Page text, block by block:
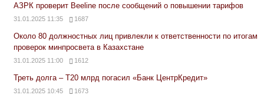
АЗРК проверит Beeline после сообщений о повышении тарифов
31.01.2025 11:35 1687
Около 80 должностных лиц привлекли к ответственности по итогам
проверок минпросвета в Казахстане
31.01.2025 11:00 1612
Треть долга – Т20 млрд погасил «Банк ЦентрКредит»
31.01.2025 10:45 1673